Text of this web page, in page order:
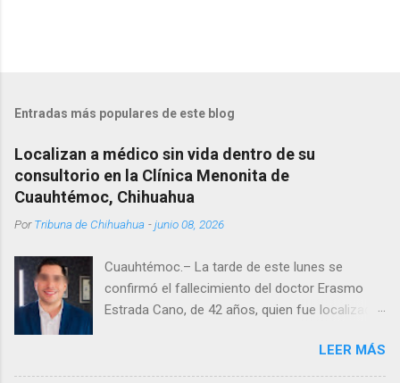
Entradas más populares de este blog
Localizan a médico sin vida dentro de su
consultorio en la Clínica Menonita de
Cuauhtémoc, Chihuahua
PorTribuna de Chihuahua -junio 08, 2026
Cuauhtémoc.– La tarde de este lunes se
confirmó el fallecimiento del doctor Erasmo
Estrada Cano, de 42 años, quien fue localizado
Menonita, ubicada en el kilómetro 10 del
Corredor Comercial. Según reportes el médico
LEER MÁS